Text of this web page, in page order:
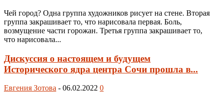
Чей город? Одна группа художников рисует на стене. Вторая
группа закрашивает то, что нарисовала первая. Боль,
возмущение части горожан. Третья группа закрашивает то,
что нарисовала...
Дискуссия о настоящем и будущем
Исторического ядра центра Сочи прошла в...
Евгения Зотова - 06.02.2022 0